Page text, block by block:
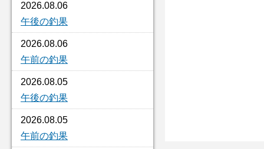
2026.08.06
午後の釣果
2026.08.06
午前の釣果
2026.08.05
午後の釣果
2026.08.05
午前の釣果